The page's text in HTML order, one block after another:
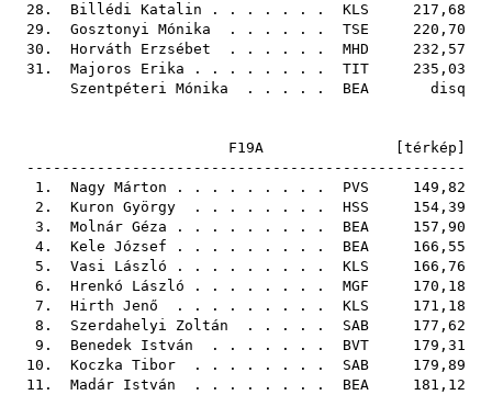
28. Billédi Katalin . . . . . . . KLS 217,68
29. Gosztonyi Mónika . . . . . . TSE 220,70
30. Horváth Erzsébet . . . . . . MHD 232,57
31. Majoros Erika . . . . . . . . TIT 235,03
Szentpéteri Mónika . . . . . BEA disq
F19A [ térkép
--------------------------------------------------
1. Nagy Márton . . . . . . . . . PVS 149,82
2. Kuron György . . . . . . . . HSS 154,39
3. Molnár Géza . . . . . . . . . BEA 157,90
4. Kele József . . . . . . . . . BEA 166,55
5. Vasi László . . . . . . . . . KLS 166,76
6. Hrenkó László . . . . . . . . MGF 170,18
7. Hirth Jenő . . . . . . . . . KLS 171,18
8. Szerdahelyi Zoltán . . . . . SAB 177,62
9. Benedek István . . . . . . . BVT 179,31
10. Koczka Tibor . . . . . . . . SAB 179,89
11. Madár István . . . . . . . . BEA 181,12